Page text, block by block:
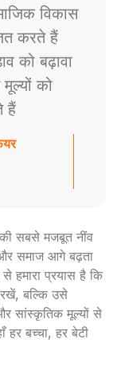
विकास
करते हैं
को बढ़ावा
को
हैं
की सबसे मजबूत नींव
और समाज आगे बढ़ता
प्रयास है कि
रखें, बल्कि उसे
सांस्कृतिक मूल्यों से
हर बच्चा, हर बेटी